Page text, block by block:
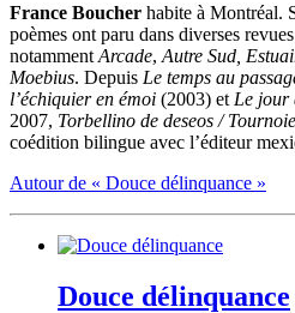
France Boucher habite à Montréal.
poèmes ont paru dans diverses
notamment Arcade, Autre Sud,
Moebius. Depuis Le temps au
l’échiquier en émoi (2003) et Le jour
2007, Torbellino de deseos /
coédition bilingue avec l’éditeur
Autour de « Douce délinquance »
Douce délinquance